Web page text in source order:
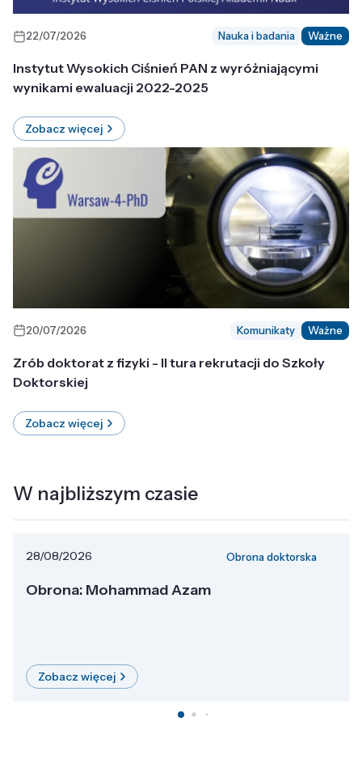
22/07/2026 Nauka i badania Ważne
Instytut Wysokich Ciśnień PAN z wyróżniającymi
wynikami ewaluacji 2022-2025
Zobacz więcej
20/07/2026 Komunikaty Ważne
Zrób doktorat z fizyki - II tura rekrutacji do Szkoły
Doktorskiej
Zobacz więcej
W najbliższym czasie
28/08/2026 Obrona doktorska
Obrona: Mohammad Azam
Zobacz więcej